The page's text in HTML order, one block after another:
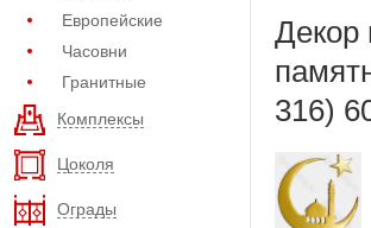
Европейские
Часовни
Гранитные
Комплексы
Цоколя
Ограды
Декор
316)